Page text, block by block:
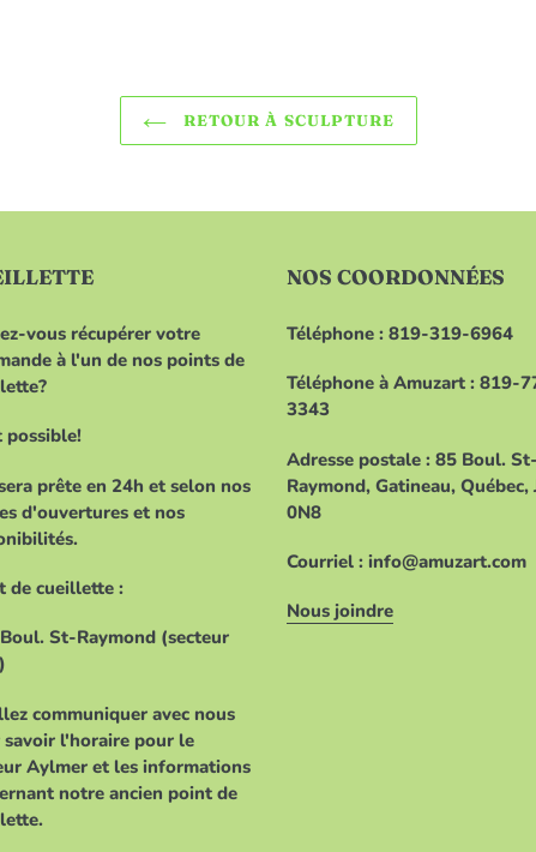
RETOUR À SCULPTURE
vous récupérer votre
à l'un de nos points de
possible!
prête en 24h et selon nos
d'ouvertures et nos
de cueillette :
St-Raymond (secteur
communiquer avec nous
savoir l'horaire pour le
Aylmer et les informations
notre ancien point de
NOS COORDONNÉES
Téléphone : 819-319-6964
Téléphone à Amuzart : 819-
3343
Adresse postale : 85 Boul. St-
Raymond, Gatineau, Québec,
0N8
Courriel : info@amuzart.com
Nous joindre